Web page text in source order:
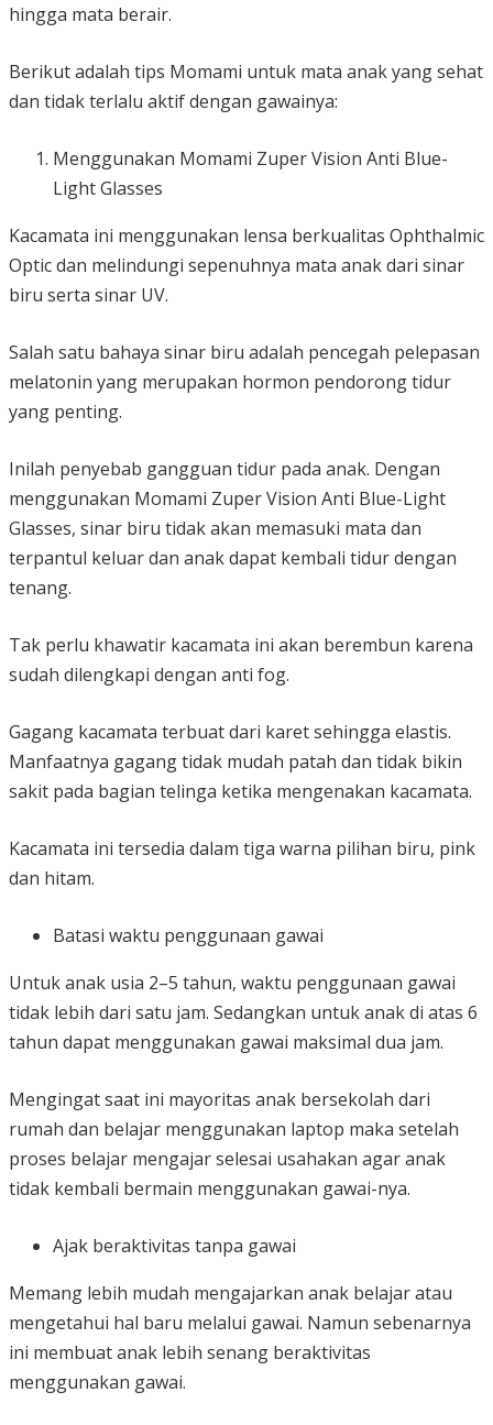
hingga mata berair.
Berikut adalah tips Momami untuk mata anak yang sehat
dan tidak terlalu aktif dengan gawainya:
Menggunakan Momami Zuper Vision Anti Blue-
Light Glasses
Kacamata ini menggunakan lensa berkualitas Ophthalmic
Optic dan melindungi sepenuhnya mata anak dari sinar
biru serta sinar UV.
Salah satu bahaya sinar biru adalah pencegah pelepasan
melatonin yang merupakan hormon pendorong tidur
yang penting.
Inilah penyebab gangguan tidur pada anak. Dengan
menggunakan Momami Zuper Vision Anti Blue-Light
Glasses, sinar biru tidak akan memasuki mata dan
terpantul keluar dan anak dapat kembali tidur dengan
tenang.
Tak perlu khawatir kacamata ini akan berembun karena
sudah dilengkapi dengan anti fog.
Gagang kacamata terbuat dari karet sehingga elastis.
Manfaatnya gagang tidak mudah patah dan tidak bikin
sakit pada bagian telinga ketika mengenakan kacamata.
Kacamata ini tersedia dalam tiga warna pilihan biru, pink
dan hitam.
Batasi waktu penggunaan gawai
Untuk anak usia 2–5 tahun, waktu penggunaan gawai
tidak lebih dari satu jam. Sedangkan untuk anak di atas 6
tahun dapat menggunakan gawai maksimal dua jam.
Mengingat saat ini mayoritas anak bersekolah dari
rumah dan belajar menggunakan laptop maka setelah
proses belajar mengajar selesai usahakan agar anak
tidak kembali bermain menggunakan gawai-nya.
Ajak beraktivitas tanpa gawai
Memang lebih mudah mengajarkan anak belajar atau
mengetahui hal baru melalui gawai. Namun sebenarnya
ini membuat anak lebih senang beraktivitas
menggunakan gawai.